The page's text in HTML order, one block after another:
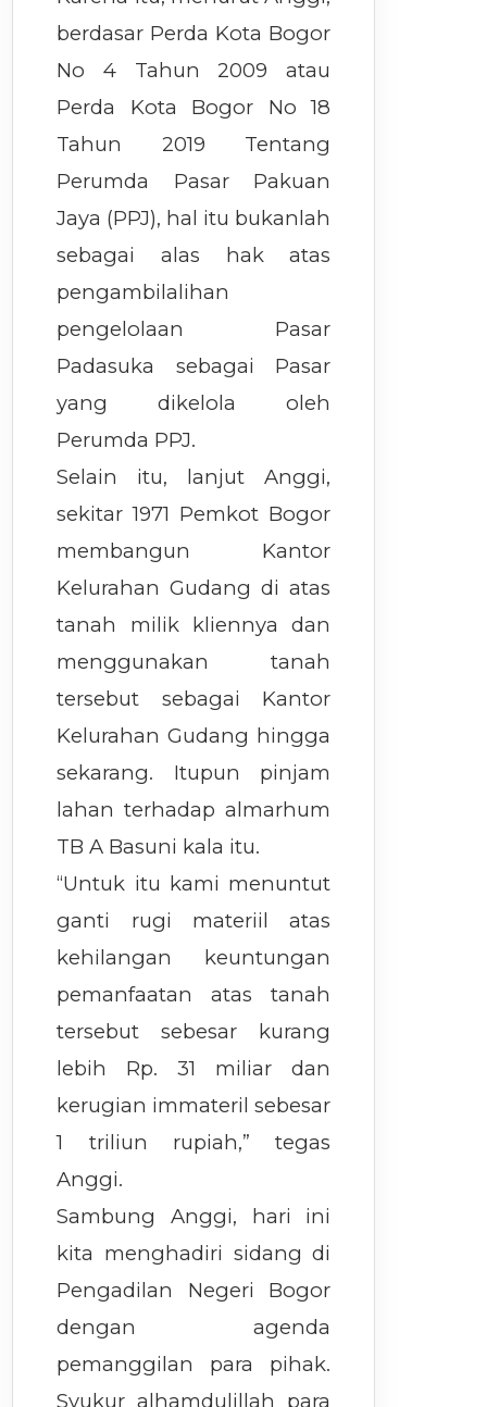
berdasar Perda Kota Bogor
No 4 Tahun 2009 atau
Perda Kota Bogor No 18
Tahun 2019 Tentang
Perumda Pasar Pakuan
Jaya (PPJ), hal itu bukanlah
sebagai alas hak atas
pengambilalihan
pengelolaan Pasar
Padasuka sebagai Pasar
yang dikelola oleh
Perumda PPJ.
Selain itu, lanjut Anggi,
sekitar 1971 Pemkot Bogor
membangun Kantor
Kelurahan Gudang di atas
tanah milik kliennya dan
menggunakan tanah
tersebut sebagai Kantor
Kelurahan Gudang hingga
sekarang. Itupun pinjam
lahan terhadap almarhum
TB A Basuni kala itu.
“Untuk itu kami menuntut
ganti rugi materiil atas
kehilangan keuntungan
pemanfaatan atas tanah
tersebut sebesar kurang
lebih Rp. 31 miliar dan
kerugian immateril sebesar
1 triliun rupiah,” tegas
Anggi.
Sambung Anggi, hari ini
kita menghadiri sidang di
Pengadilan Negeri Bogor
dengan agenda
pemanggilan para pihak.
Syukur alhamdulillah para